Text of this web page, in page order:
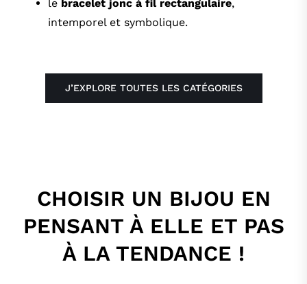
le bracelet jonc à fil rectangulaire,
intemporel et symbolique.
J’EXPLORE TOUTES LES CATÉGORIES
CHOISIR UN BIJOU EN
PENSANT À ELLE ET PAS
À LA TENDANCE !